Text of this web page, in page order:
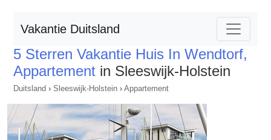
Vakantie Duitsland
5 Sterren Vakantie Huis In Wendtorf,
Appartement in Sleeswijk-Holstein
Duitsland › Sleeswijk-Holstein › Appartement